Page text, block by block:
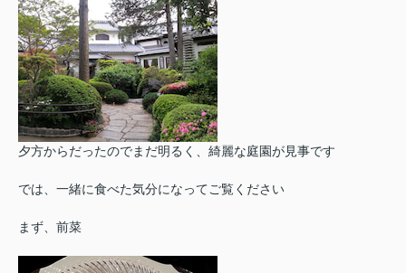
夕方からだったのでまだ明るく、綺麗な庭園が見事です
では、一緒に食べた気分になってご覧ください
まず、前菜